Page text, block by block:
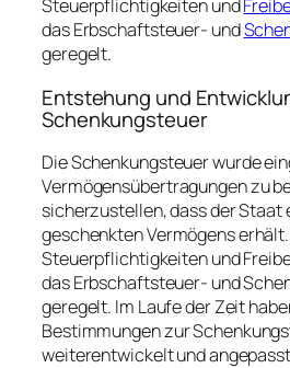
Steuerpflichtigkeiten und
das Erbschaftsteuer- und
geregelt.
Entstehung und
Schenkungsteuer
Die Schenkungsteuer wurde
Vermögensübertragungen zu
sicherzustellen, dass der Staat
geschenkten Vermögens
Steuerpflichtigkeiten und
das Erbschaftsteuer- und
geregelt. Im Laufe der Zeit
Bestimmungen zur
weiterentwickelt und